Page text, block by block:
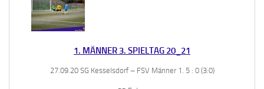
1. MÄNNER 3. SPIELTAG 20_21
27.09.20 SG Kesselsdorf – FSV Männer 1. 5 : 0 (3:0)